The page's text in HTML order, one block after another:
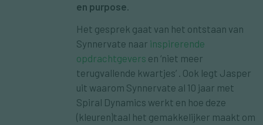
en purpose.
Het gesprek gaat van het ontstaan van
Synnervate naar inspirerende
opdrachtgevers en ‘niet meer
terugvallende kwartjes’ . Ook legt Jasper
uit waarom Synnervate al 10 jaar met
Spiral Dynamics werkt en hoe deze
(kleuren)taal het gemakkelijker maakt om